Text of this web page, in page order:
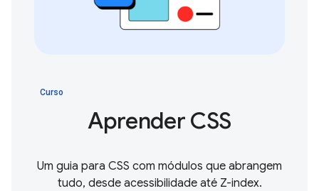
Curso
Aprender CSS
Um guia para CSS com módulos que abrangem
tudo, desde acessibilidade até Z-index.